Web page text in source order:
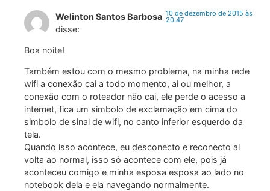
Welinton Santos Barbosa
disse:
10 de dezembro de 2015 às
20:47
Boa noite!
Também estou com o mesmo problema, na minha rede
wifi a conexão cai a todo momento, ai ou melhor, a
conexão com o roteador não cai, ele perde o acesso a
internet, fica um simbolo de exclamação em cima do
simbolo de sinal de wifi, no canto inferior esquerdo da
tela.
Quando isso acontece, eu desconecto e reconecto ai
volta ao normal, isso só acontece com ele, pois já
aconteceu comigo e minha esposa esposa ao lado no
notebook dela e ela navegando normalmente.